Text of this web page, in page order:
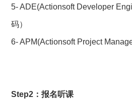
5- ADE(Actionsoft Developer
码）
6- APM(Actionsoft Project
Step2：报名听课